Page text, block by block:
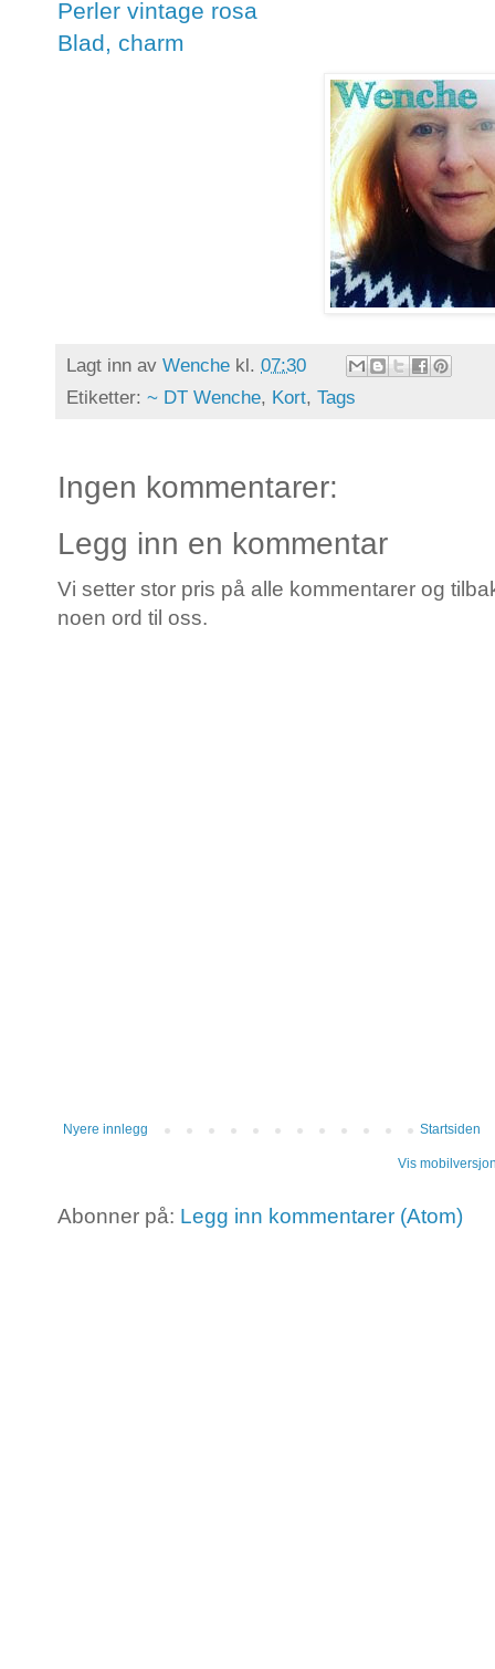
Perler vintage rosa
Blad, charm
Lagt inn av Wenche kl. 07:30
Etiketter: ~ DT Wenche, Kort, Tags
Ingen kommentarer:
Legg inn en kommentar
Vi setter stor pris på alle kommentarer og
noen ord til oss.
Nyere innlegg Startsiden
Vis
Abonner på: Legg inn kommentarer (Atom)